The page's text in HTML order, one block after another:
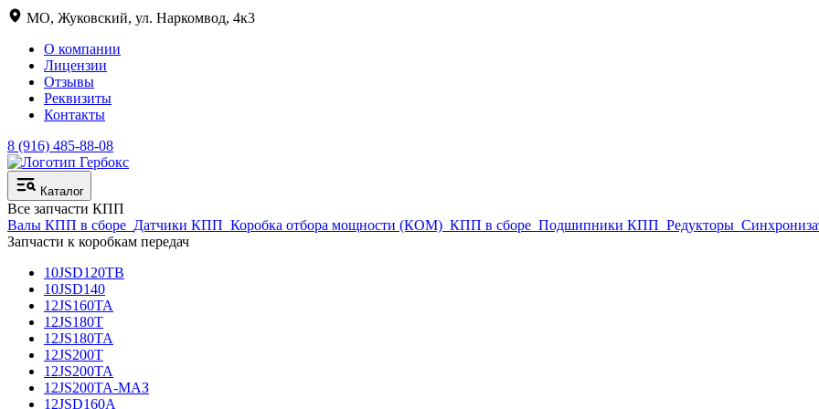
МО, Жуковский, ул. Наркомвод, 4к3
О компании
Лицензии
Отзывы
Реквизиты
Контакты
8 (916) 485-88-08
Каталог
Все запчасти КПП
Валы КПП в сборе Датчики КПП Коробка отбора мощности (КОМ) КПП в сборе Подшипники КПП Редукторы
Запчасти к коробкам передач
10JSD120TB
10JSD140
12JS160TA
12JS180T
12JS180TA
12JS200T
12JS200TA
12JS200TA-МАЗ
12JSD160A